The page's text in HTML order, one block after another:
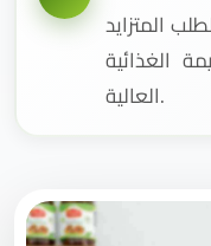
المتزايد
الغذائية
العالية.